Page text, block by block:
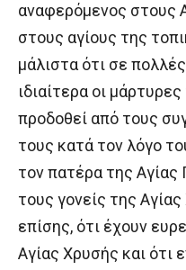
αναφερόμενος στους
στους αγίους της
μάλιστα ότι σε
ιδιαίτερα οι
προδοθεί από τους
τους κατά τον λόγο
τον πατέρα της
τους γονείς της
επίσης, ότι έχουν
Αγίας Χρυσής και ότι